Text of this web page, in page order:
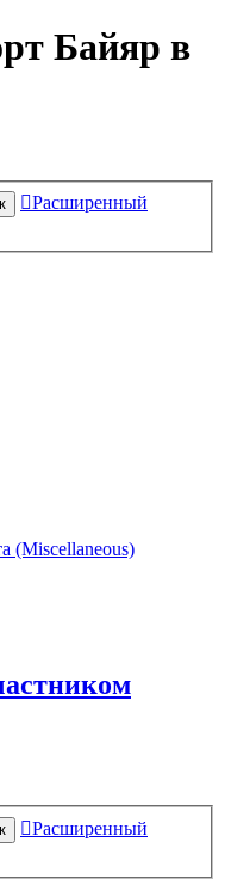
Байяр в
Расширенный
(Miscellaneous)
Расширенный